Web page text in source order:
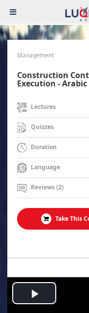
Management
Construction
Execution - Arabic
Lectures
Quizzes
Duration
Language
Reviews (2)
Take This
.
Play